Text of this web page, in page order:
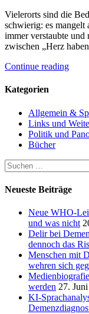
Vielerorts sind die
schwierig: es mangelt
immer verstaubte und
zwischen „Herz
Continue reading
Kategorien
Allgemein &
Links und
Politik und
Bücher
Suchen
nach:
Neueste Beiträge
Neue WHO-
und was nicht
Delir bei
dennoch das
Menschen mit
wehren sich
werden 27.
KI-